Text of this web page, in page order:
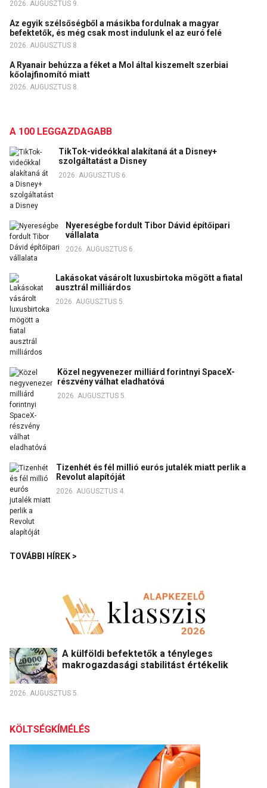
2026. AUGUSZTUS 9.
Az egyik szélsőségből a másikba fordulnak a magyar
befektetők, és még csak most indulunk el az euró felé
2026. AUGUSZTUS 8.
A Ryanair behúzza a féket a Mol által kiszemelt szerbiai
kőolajfinomító miatt
2026. AUGUSZTUS 8.
A 100 LEGGAZDAGABB
TikTok-videókkal alakítaná át a Disney+
szolgáltatást a Disney
2026. AUGUSZTUS 6.
Nyereségbe fordult Tibor Dávid építőipari
vállalata
2026. AUGUSZTUS 6.
Lakásokat vásárolt luxusbirtoka mögött a fiatal
ausztrál milliárdos
2026. AUGUSZTUS 5.
Közel negyvenezer milliárd forintnyi SpaceX-
részvény válhat eladhatóvá
2026. AUGUSZTUS 5.
Tizenhét és fél millió eurós jutalék miatt perlik a
Revolut alapítóját
2026. AUGUSZTUS 4.
TOVÁBBI HÍREK >
A külföldi befektetők a tényleges
makrogazdasági stabilitást értékelik
2026. AUGUSZTUS 5.
KÖLTSÉGKÍMÉLÉS